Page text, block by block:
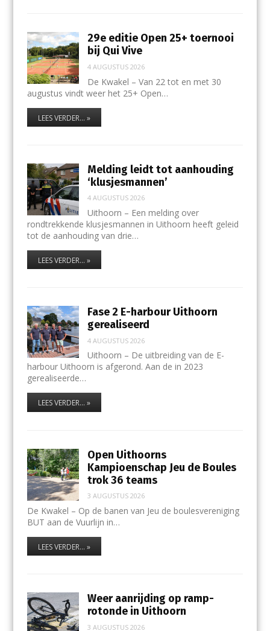
29e editie Open 25+ toernooi
bij Qui Vive
4 AUGUSTUS 2026
De Kwakel – Van 22 tot en met 30
augustus vindt weer het 25+ Open…
LEES VERDER... »
Melding leidt tot aanhouding
‘klusjesmannen’
4 AUGUSTUS 2026
Uithoorn – Een melding over
rondtrekkende klusjesmannen in Uithoorn heeft geleid
tot de aanhouding van drie…
LEES VERDER... »
Fase 2 E-harbour Uithoorn
gerealiseerd
4 AUGUSTUS 2026
Uithoorn – De uitbreiding van de E-
harbour Uithoorn is afgerond. Aan de in 2023
gerealiseerde…
LEES VERDER... »
Open Uithoorns
Kampioenschap Jeu de Boules
trok 36 teams
3 AUGUSTUS 2026
De Kwakel – Op de banen van Jeu de boulesvereniging
BUT aan de Vuurlijn in…
LEES VERDER... »
Weer aanrijding op ramp-
rotonde in Uithoorn
3 AUGUSTUS 2026